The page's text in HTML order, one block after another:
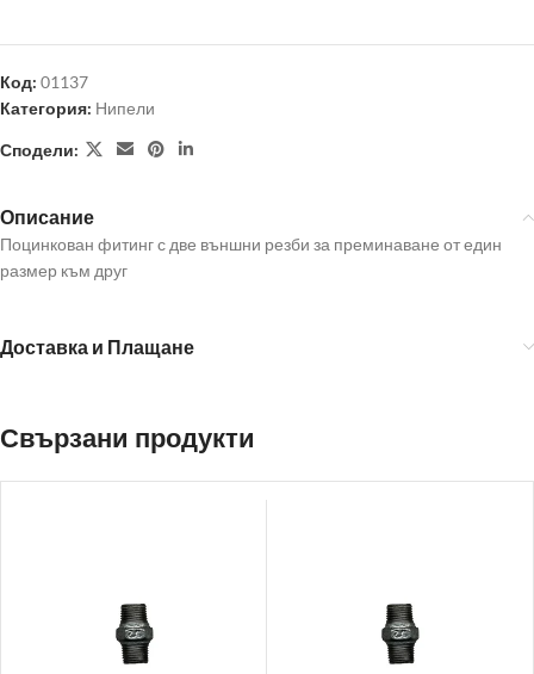
Код: 01137
Категория: Нипели
Сподели:
Описание
Поцинкован фитинг с две външни резби за преминаване от един
размер към друг
Доставка и Плащане
Свързани продукти